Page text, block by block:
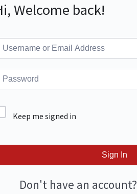
Welcome back!
Keep me signed in
Sign In
Don't have an account?